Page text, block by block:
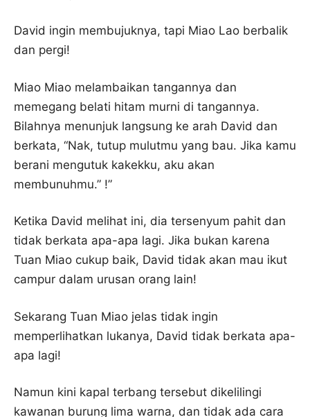
David ingin membujuknya, tapi Miao Lao berbalik
dan pergi!
Miao Miao melambaikan tangannya dan
memegang belati hitam murni di tangannya.
Bilahnya menunjuk langsung ke arah David dan
berkata, “Nak, tutup mulutmu yang bau. Jika kamu
berani mengutuk kakekku, aku akan
membunuhmu.” !”
Ketika David melihat ini, dia tersenyum pahit dan
tidak berkata apa-apa lagi. Jika bukan karena
Tuan Miao cukup baik, David tidak akan mau ikut
campur dalam urusan orang lain!
Sekarang Tuan Miao jelas tidak ingin
memperlihatkan lukanya, David tidak berkata apa-
apa lagi!
Namun kini kapal terbang tersebut dikelilingi
kawanan burung lima warna, dan tidak ada cara